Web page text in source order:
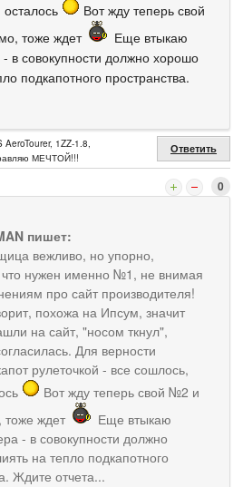
Вот жду теперь свой
тоже ждет
Еще втыкаю
в совокупности должно хорошо
подкапотного пространства.
1ZZ-1.8,
МЕЧТОЙ!!!
Ответить
0
пишет:
вежливо, но упорно,
что нужен именно №1, не внимая
про сайт производителя!
похожа на Ипсум, значит
на сайт, "носом ткнул",
Для верности
рулеточкой - все сошлось,
Вот жду теперь свой №2 и
ждет
Еще втыкаю
- в совокупности должно
на тепло подкапотного
Ждите отчета...